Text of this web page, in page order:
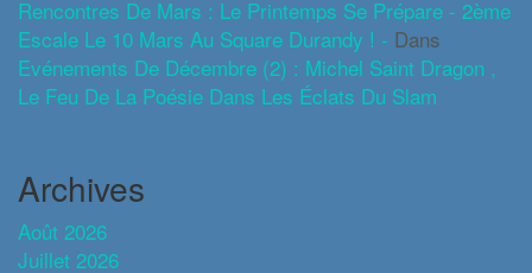
Rencontres De Mars : Le Printemps Se Prépare - 2ème
Escale Le 10 Mars Au Square Durandy ! - Dans
Evénements De Décembre (2) : Michel Saint Dragon ,
Le Feu De La Poésie Dans Les Éclats Du Slam
Archives
Août 2026
Juillet 2026